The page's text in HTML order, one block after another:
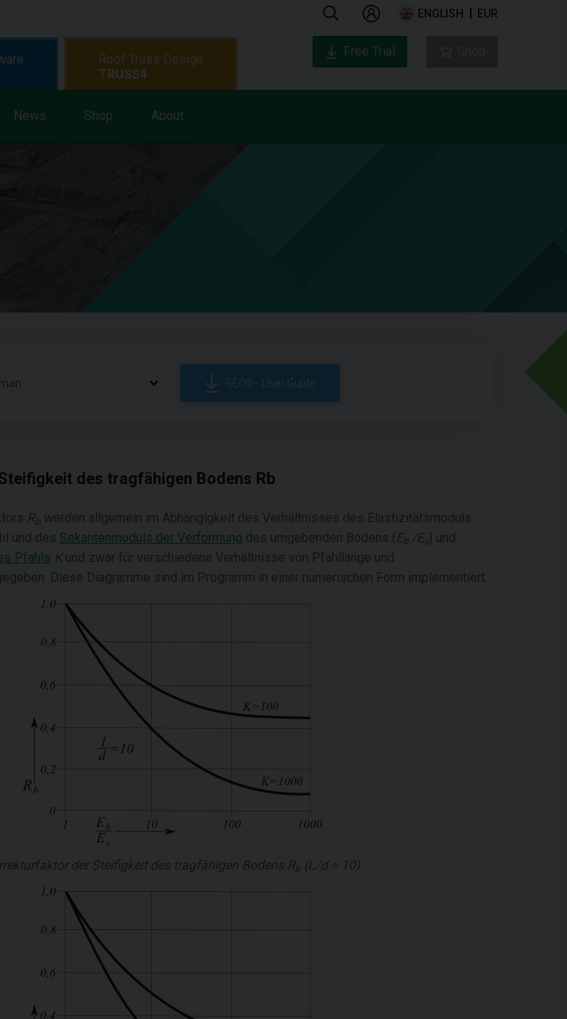
ENGLISH EUR
News Shop About
Roof Truss Design
TRUSS4
Free Trial
GEO5 - User Guide
des tragfähigen Bodens Rb
Rb werden allgemein im Abhängigkeit des Verhältnisses des Elastizitätsmoduls
und des Sekantenmoduls der Verformung des umgebenden Bodens ( Eb /E s) und
Pfahls Kund zwar für verschiedene Verhältnisse von Pfahllänge und
Diese Diagramme sind im Programm in einer numerischen Form implementiert.
der Steifigkeit des tragfähigen Bodens Rb (L/d = 10)